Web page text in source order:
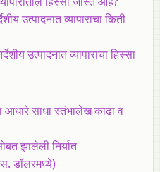
उत्पादनात व्यापाराचा किती
उत्पादनात व्यापाराचा हिस्सा
आधारे साधा स्तंभालेख काढा व
झालेली निर्यात
डॉलरमध्ये)